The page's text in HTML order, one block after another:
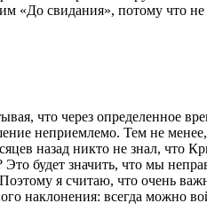
«До свидания», потому что
что через определенное
неприемлемо. Тем не
назад никто не знал, что
значить, что мы
я считаю, что очень
наклонения: всегда можно